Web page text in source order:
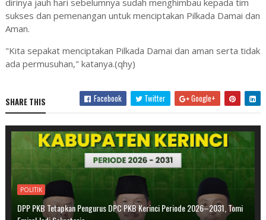
dirinya jauh hari sebelumnya sudah menghimbau kepada tim
sukses dan pemenangan untuk menciptakan Pilkada Damai dan
Aman.
"Kita sepakat menciptakan Pilkada Damai dan aman serta tidak
ada permusuhan," katanya.(qhy)
SHARE THIS Facebook Twitter Google+
POLITIK
DPP PKB Tetapkan Pengurus DPC PKB Kerinci Periode 2026–2031, Tomi